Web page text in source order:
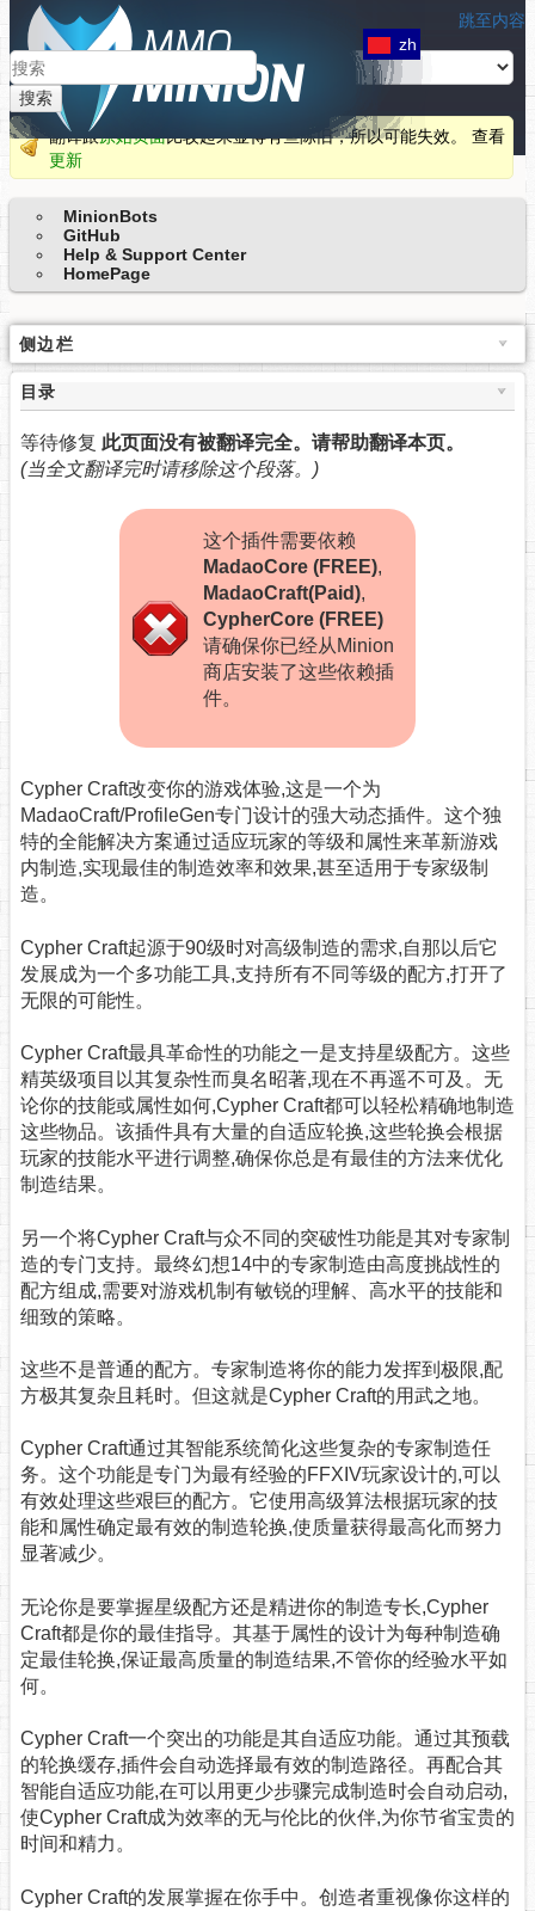
跳至内容
搜索
翻译跟原始页面比较起来显得有些陈旧，所以可能失效。 查看
更新
zh
MinionBots
GitHub
Help & Support Center
HomePage
侧边栏
目录
等待修复 此页面没有被翻译完全。请帮助翻译本页。
(当全文翻译完时请移除这个段落。)
这个插件需要依赖
MadaoCore (FREE),
MadaoCraft(Paid),
CypherCore (FREE)
请确保你已经从Minion
商店安装了这些依赖插
件。
Cypher Craft改变你的游戏体验,这是一个为
MadaoCraft/ProfileGen专门设计的强大动态插件。这个独
特的全能解决方案通过适应玩家的等级和属性来革新游戏
内制造,实现最佳的制造效率和效果,甚至适用于专家级制
造。
Cypher Craft起源于90级时对高级制造的需求,自那以后它
发展成为一个多功能工具,支持所有不同等级的配方,打开了
无限的可能性。
Cypher Craft最具革命性的功能之一是支持星级配方。这些
精英级项目以其复杂性而臭名昭著,现在不再遥不可及。无
论你的技能或属性如何,Cypher Craft都可以轻松精确地制造
这些物品。该插件具有大量的自适应轮换,这些轮换会根据
玩家的技能水平进行调整,确保你总是有最佳的方法来优化
制造结果。
另一个将Cypher Craft与众不同的突破性功能是其对专家制
造的专门支持。最终幻想14中的专家制造由高度挑战性的
配方组成,需要对游戏机制有敏锐的理解、高水平的技能和
细致的策略。
这些不是普通的配方。专家制造将你的能力发挥到极限,配
方极其复杂且耗时。但这就是Cypher Craft的用武之地。
Cypher Craft通过其智能系统简化这些复杂的专家制造任
务。这个功能是专门为最有经验的FFXIV玩家设计的,可以
有效处理这些艰巨的配方。它使用高级算法根据玩家的技
能和属性确定最有效的制造轮换,使质量获得最高化而努力
显著减少。
无论你是要掌握星级配方还是精进你的制造专长,Cypher
Craft都是你的最佳指导。其基于属性的设计为每种制造确
定最佳轮换,保证最高质量的制造结果,不管你的经验水平如
何。
Cypher Craft一个突出的功能是其自适应功能。通过其预载
的轮换缓存,插件会自动选择最有效的制造路径。再配合其
智能自适应功能,在可以用更少步骤完成制造时会自动启动,
使Cypher Craft成为效率的无与伦比的伙伴,为你节省宝贵的
时间和精力。
Cypher Craft的发展掌握在你手中。创造者重视像你这样的